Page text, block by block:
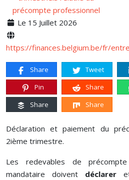
Le 15 Juillet 2026
https://finances.belgium.be/fr/
Share Tweet
Pin
Share
Share
Share
Déclaration et paiement du
2ième trimestre.
Les redevables de
mandataire doivent déclarer